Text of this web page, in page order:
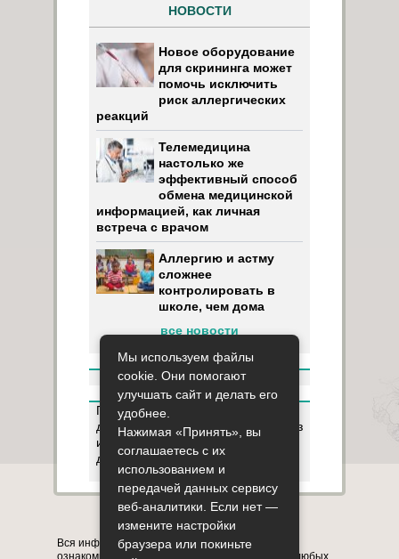
НОВОСТИ
Новое оборудование
для скрининга может
помочь исключить
риск аллергических
реакций
Телемедицина
настолько же
эффективный способ
обмена медицинской
информацией, как личная
встреча с врачом
Аллергию и астму
сложнее
контролировать в
школе, чем дома
все новости
Пользуясь данным ресурсом вы
даёте разрешение на сбор, анализ
и хранение своих персональных
данных согласно Правилам
Карта сайта О сайте Контакты
Вся информация на сайте представлена в
ознакомительных целях. Перед применением любых
Мы используем файлы
cookie. Они помогают
улучшать сайт и делать его
удобнее.
Нажимая «Принять», вы
соглашаетесь с их
использованием и
передачей данных сервису
веб-аналитики. Если нет —
измените настройки
браузера или покиньте